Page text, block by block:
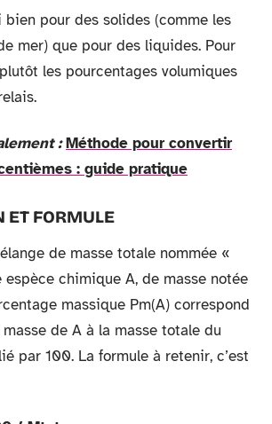
bien pour des solides (comme les
mer) que pour des liquides. Pour
les pourcentages volumiques
: Méthode pour convertir
: guide pratique
ET FORMULE
de masse totale nommée «
espèce chimique A, de masse notée
massique Pm(A) correspond
de A à la masse totale du
par 100. La formule à retenir, c’est